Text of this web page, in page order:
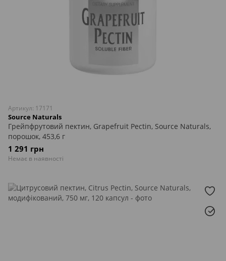
Артикул: 17171
Source Naturals
Грейпфрутовий пектин, Grapefruit Pectin, Source Naturals,
порошок, 453,6 г
1 291 грн
Немає в наявності